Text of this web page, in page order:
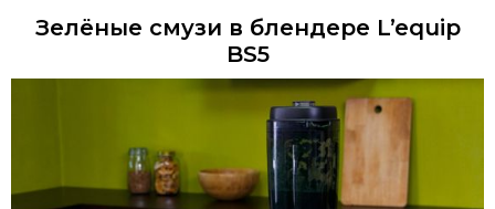
Зелёные смузи в блендере L’equip
BS5